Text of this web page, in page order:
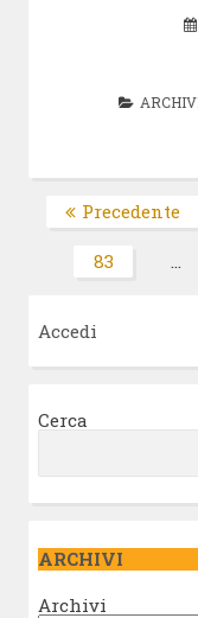
Paginazione
articoli
Precedente
Pagina
83 …
Accedi
Cerca
ARCHIVI
Archivi